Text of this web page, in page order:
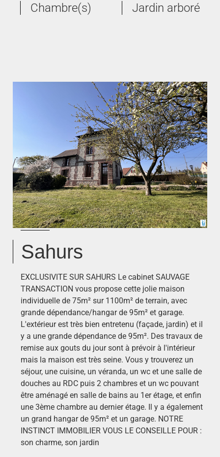
Chambre(s) Jardin arboré
Sahurs
EXCLUSIVITE SUR SAHURS Le cabinet SAUVAGE
TRANSACTION vous propose cette jolie maison
individuelle de 75m² sur 1100m² de terrain, avec
grande dépendance/hangar de 95m² et garage.
L'extérieur est très bien entretenu (façade, jardin) et il
y a une grande dépendance de 95m². Des travaux de
remise aux gouts du jour sont à prévoir à l'intérieur
mais la maison est très seine. Vous y trouverez un
séjour, une cuisine, un véranda, un wc et une salle de
douches au RDC puis 2 chambres et un wc pouvant
être aménagé en salle de bains au 1er étage, et enfin
une 3ème chambre au dernier étage. Il y a également
un grand hangar de 95m² et un garage. NOTRE
INSTINCT IMMOBILIER VOUS LE CONSEILLE POUR :
son charme, son jardin